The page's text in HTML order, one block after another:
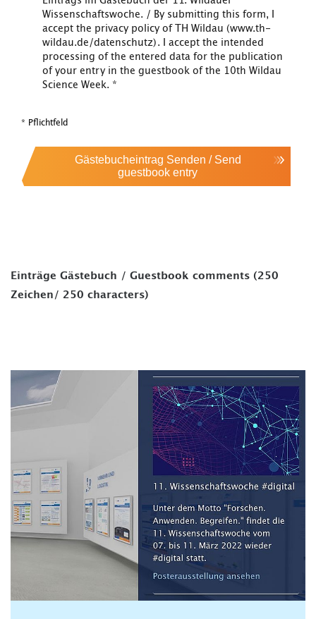
Wissenschaftswoche. / By submitting this form, I
accept the privacy policy of TH Wildau (www.th-
wildau.de/datenschutz). I accept the intended
processing of the entered data for the publication
of your entry in the guestbook of the 10th Wildau
Science Week. *
* Pflichtfeld
Gästebucheintrag Senden / Send
guestbook entry
Einträge Gästebuch / Guestbook comments (250
Zeichen/ 250 characters)